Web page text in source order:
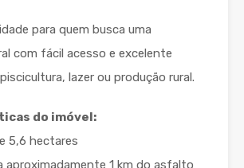
para quem busca uma
com fácil acesso e excelente
lazer ou produção rural.
do imóvel:
5,6 hectares
1 km do asfalto